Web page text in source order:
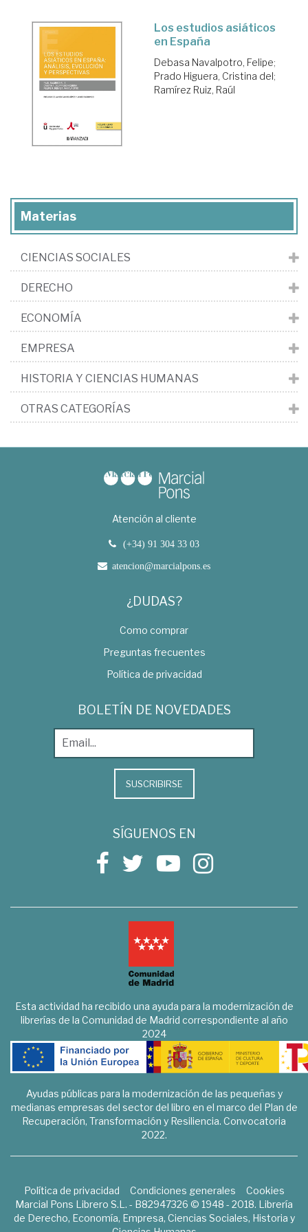
Los estudios asiáticos
en España
Debasa Navalpotro, Felipe;
Prado Higuera, Cristina del;
Ramírez Ruiz, Raúl
Materias
CIENCIAS SOCIALES
DERECHO
ECONOMÍA
EMPRESA
HISTORIA Y CIENCIAS HUMANAS
OTRAS CATEGORÍAS
Atención al cliente
(+34) 91 304 33 03
atencion@marcialpons.es
¿DUDAS?
Como comprar
Preguntas frecuentes
Política de privacidad
BOLETÍN DE NOVEDADES
SUSCRIBIRSE
SÍGUENOS EN
Esta actividad ha recibido una ayuda para la modernización de
librerías de la Comunidad de Madrid correspondiente al año
2024
Ayudas públicas para la modernización de las pequeñas y
medianas empresas del sector del libro en el marco del Plan de
Recuperación, Transformación y Resiliencia. Convocatoria
2022.
Política de privacidad Condiciones generales
Cookies
Marcial Pons Librero S.L. - B82947326 © 1948 - 2018. Librería
de Derecho, Economía, Empresa, Ciencias Sociales, Historia y